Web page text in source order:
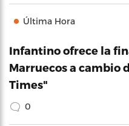
Última Hora
Infantino ofrece la
Marruecos a cambio
Times"
0